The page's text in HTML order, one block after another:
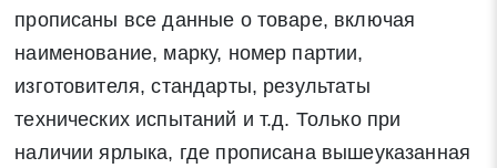
прописаны все данные о товаре, включая
наименование, марку, номер партии,
изготовителя, стандарты, результаты
технических испытаний и т.д. Только при
наличии ярлыка, где прописана вышеуказанная
статьей 9 Федерального закона от 27 июля 2006 г. N 152-ФЗ
«О персональных данных», а также соглашаетесь на
информационную рассылку по средством e-mail или СМС